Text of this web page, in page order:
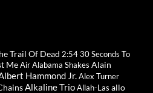
Trail Of Dead 2:5430 Seconds To
MeAirAlabama Shakes Alain
Hammond Jr.Alex Turner
Alkaline TrioAllah-Las allo